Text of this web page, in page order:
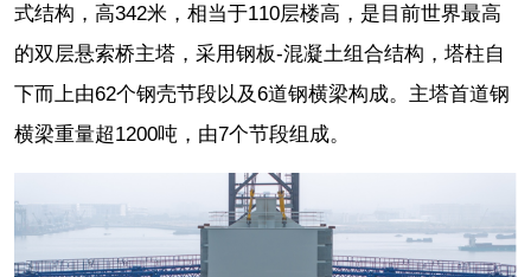
式结构，高342米，相当于110层楼高，是目前世界最高
的双层悬索桥主塔，采用钢板-混凝土组合结构，塔柱自
下而上由62个钢壳节段以及6道钢横梁构成。主塔首道钢
横梁重量超1200吨，由7个节段组成。